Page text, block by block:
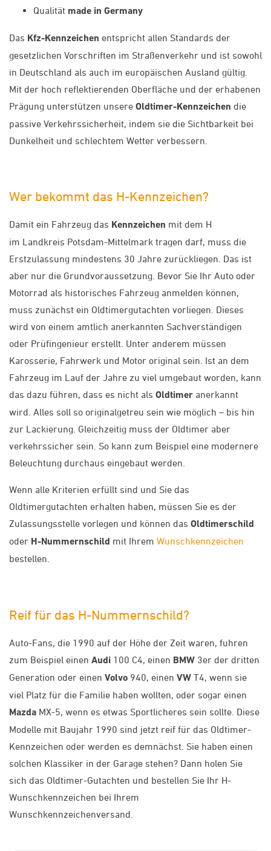
Qualität made in Germany
Das Kfz-Kennzeichen entspricht allen Standards der
gesetzlichen Vorschriften im Straßenverkehr und ist sowohl
in Deutschland als auch im europäischen Ausland gültig.
Mit der hoch reflektierenden Oberfläche und der erhabenen
Prägung unterstützen unsere Oldtimer-Kennzeichen die
passive Verkehrssicherheit, indem sie die Sichtbarkeit bei
Dunkelheit und schlechtem Wetter verbessern.
Wer bekommt das H-Kennzeichen?
Damit ein Fahrzeug das Kennzeichen mit dem H
im Landkreis Potsdam-Mittelmark tragen darf, muss die
Erstzulassung mindestens 30 Jahre zurückliegen. Das ist
aber nur die Grundvoraussetzung. Bevor Sie Ihr Auto oder
Motorrad als historisches Fahrzeug anmelden können,
muss zunächst ein Oldtimergutachten vorliegen. Dieses
wird von einem amtlich anerkannten Sachverständigen
oder Prüfingenieur erstellt. Unter anderem müssen
Karosserie, Fahrwerk und Motor original sein. Ist an dem
Fahrzeug im Lauf der Jahre zu viel umgebaut worden, kann
das dazu führen, dass es nicht als Oldtimer anerkannt
wird. Alles soll so originalgetreu sein wie möglich – bis hin
zur Lackierung. Gleichzeitig muss der Oldtimer aber
verkehrssicher sein. So kann zum Beispiel eine modernere
Beleuchtung durchaus eingebaut werden.
Wenn alle Kriterien erfüllt sind und Sie das
Oldtimergutachten erhalten haben, müssen Sie es der
Zulassungsstelle vorlegen und können das Oldtimerschild
oder H-Nummernschild mit Ihrem Wunschkennzeichen
bestellen.
Reif für das H-Nummernschild?
Auto-Fans, die 1990 auf der Höhe der Zeit waren, fuhren
zum Beispiel einen Audi 100 C4, einen BMW 3er der dritten
Generation oder einen Volvo 940, einen VW T4, wenn sie
viel Platz für die Familie haben wollten, oder sogar einen
Mazda MX-5, wenn es etwas Sportlicheres sein sollte. Diese
Modelle mit Baujahr 1990 sind jetzt reif für das Oldtimer-
Kennzeichen oder werden es demnächst. Sie haben einen
solchen Klassiker in der Garage stehen? Dann holen Sie
sich das Oldtimer-Gutachten und bestellen Sie Ihr H-
Wunschkennzeichen bei Ihrem
Wunschkennzeichenversand.